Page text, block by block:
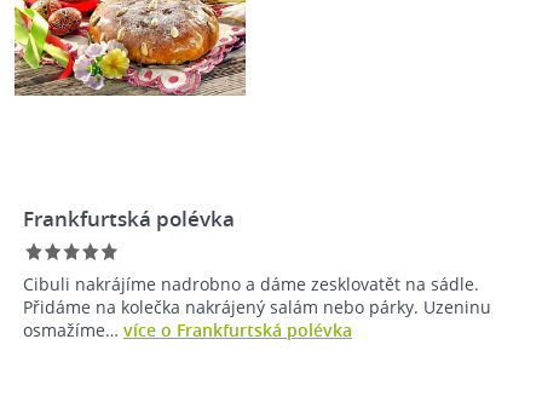
Frankfurtská polévka
Cibuli nakrájíme nadrobno a dáme zesklovatět na sádle.
Přidáme na kolečka nakrájený salám nebo párky. Uzeninu
osmažíme… více o Frankfurtská polévka